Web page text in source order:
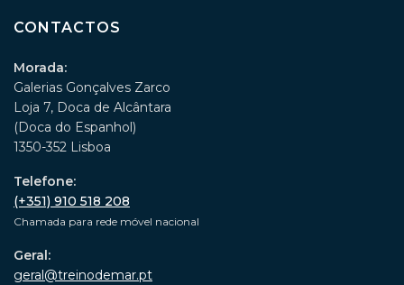
CONTACTOS
Morada:
Galerias Gonçalves Zarco
Loja 7, Doca de Alcântara
(Doca do Espanhol)
1350-352 Lisboa
Telefone:
(+351) 910 518 208
Chamada para rede móvel nacional
Geral:
geral@treinodemar.pt